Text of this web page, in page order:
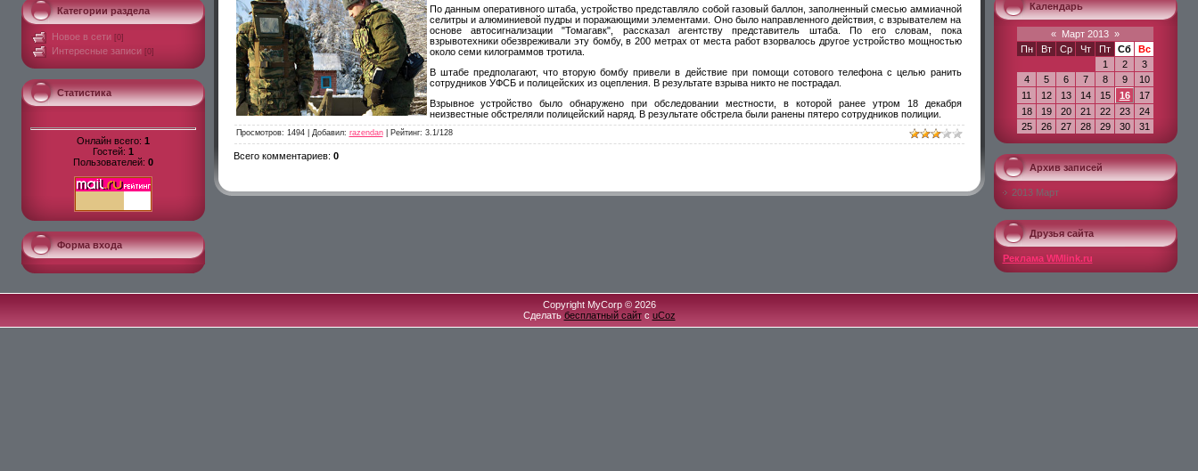
Категории раздела
Новое в сети [0]
Интересные записи [0]
Статистика
Онлайн всего: 1
Гостей: 1
Пользователей: 0
Форма входа
По данным оперативного штаба, устройство представляло собой газовый баллон, заполненный смесью аммиачной
селитры и алюминиевой пудры и поражающими элементами. Оно было направленного действия, с взрывателем на
основе автосигнализации "Томагавк", рассказал агентству представитель штаба. По его словам, пока
взрывотехники обезвреживали эту бомбу, в 200 метрах от места работ взорвалось другое устройство мощностью
около семи килограммов тротила.
В штабе предполагают, что вторую бомбу привели в действие при помощи сотового телефона с целью ранить
сотрудников УФСБ и полицейских из оцепления. В результате взрыва никто не пострадал.
Взрывное устройство было обнаружено при обследовании местности, в которой ранее утром 18 декабря
неизвестные обстреляли полицейский наряд. В результате обстрела были ранены пятеро сотрудников полиции.
Просмотров: 1494 | Добавил: razendan| Рейтинг: 3.1 /128
Всего комментариев: 0
Календарь
« Март 2013 »
Пн
Вт Ср Чт Пт Сб
Вс
1
2
3
4
5 6 7 8 9
10
11
12 13 14 15 16
17
18
19 20 21 22 23
24
25
26 27 28 29 30 31
Архив записей
2013 Март
Друзья сайта
Реклама WMlink.ru
Copyright MyCorp © 2026
Сделать бесплатный сайтс uCoz